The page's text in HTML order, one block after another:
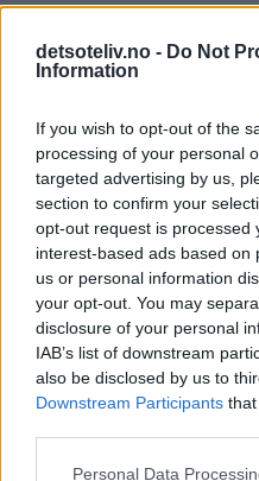
detsoteliv.no - Do Not
Information
If you wish to opt-out of the
processing of your personal
targeted advertising by us,
section to confirm your
opt-out request is processed
interest-based ads based on
us or personal information
your opt-out. You may
disclosure of your personal
IAB’s list of downstream
also be disclosed by us to
Downstream Participants
Personal Data
Stek kakebunnene på rist
to kakebunner av gangen.
Avkjøl kakene i formene før
avkjøles til de er helt kalde.